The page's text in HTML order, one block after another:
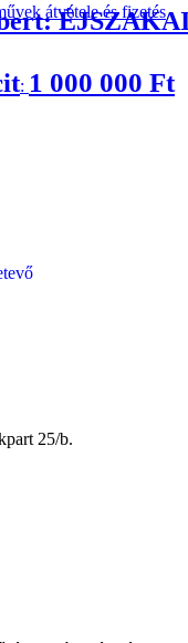
átvétele és fizetés
: 1 000 000 Ft
25/b.